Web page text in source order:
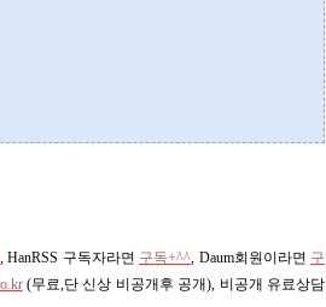
,HanRSS 구독자라면 구독+^^, Daum회원이라면 구
(무료,단 신상 비공개후 공개), 비공개 유료상담